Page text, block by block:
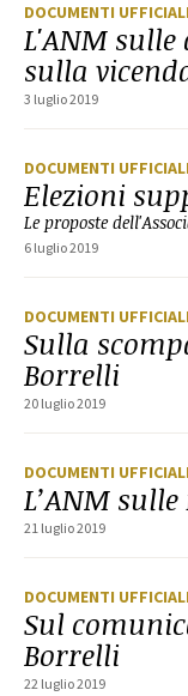
DOCUMENTI UFFICIALI
L'ANM
sulla
3 luglio 2019
DOCUMENTI UFFICIALI
Elezioni
Le proposte
6 luglio 2019
DOCUMENTI UFFICIALI
Sulla
Borrelli
20 luglio 2019
DOCUMENTI UFFICIALI
L’ANM
21 luglio 2019
DOCUMENTI UFFICIALI
Sul
Borrelli
22 luglio 2019